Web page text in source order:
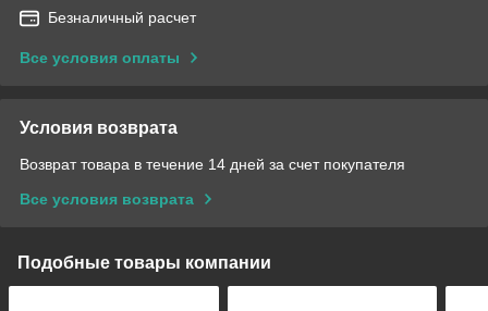
Безналичный расчет
Все условия оплаты
Условия возврата
Возврат товара в течение 14 дней за счет покупателя
Все условия возврата
Подобные товары компании